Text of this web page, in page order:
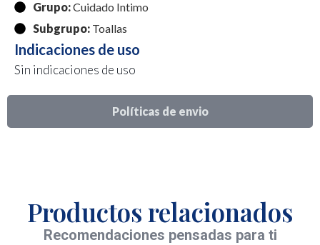
Políticas de envio
Grupo:Cuidado Intimo
Subgrupo: Toallas
Indicaciones de uso
Sin indicaciones de uso
Productos relacionados
Recomendaciones pensadas para ti